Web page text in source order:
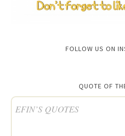
FOLLOW US ON
QUOTE OF
EFIN’S QUOTES